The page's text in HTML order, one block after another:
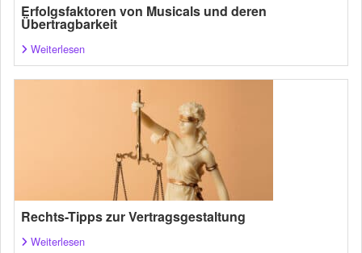
Erfolgsfaktoren von Musicals und deren
Übertragbarkeit
Weiterlesen
Rechts-Tipps zur Vertragsgestaltung
Weiterlesen